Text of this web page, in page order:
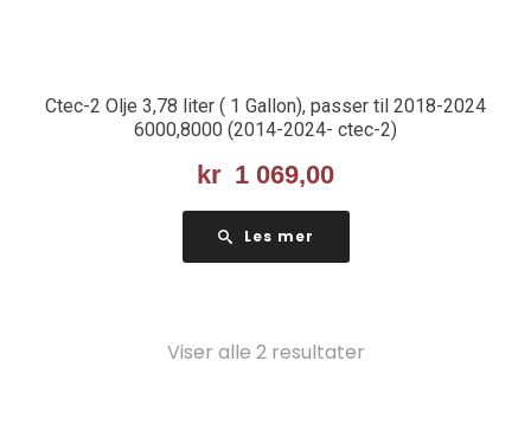
Ctec-2 Olje 3,78 liter ( 1 Gallon), passer til 2018-2024
6000,8000 (2014-2024- ctec-2)
kr 1 069,00
Les mer
Viser alle 2 resultater